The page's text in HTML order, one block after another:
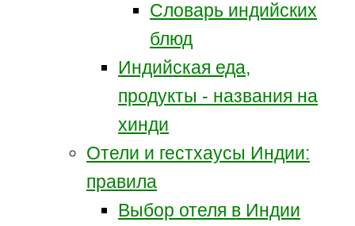
Словарь индийских
блюд
Индийская еда,
продукты - названия на
хинди
Отели и гестхаусы Индии:
правила
Выбор отеля в Индии